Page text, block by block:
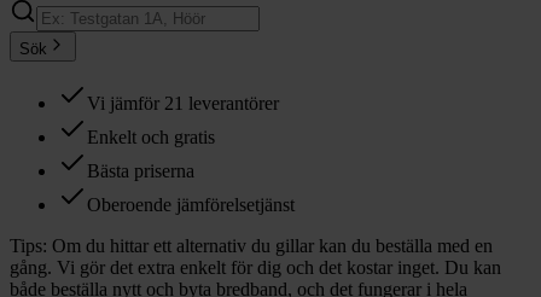
Sök
Vi jämför 21 leverantörer
Enkelt och gratis
Bästa priserna
Oberoende jämförelsetjänst
Tips: Om du hittar ett alternativ du gillar kan du beställa med en
gång. Vi gör det extra enkelt för dig och det kostar inget. Du kan
både beställa nytt och byta bredband, och det fungerar i hela